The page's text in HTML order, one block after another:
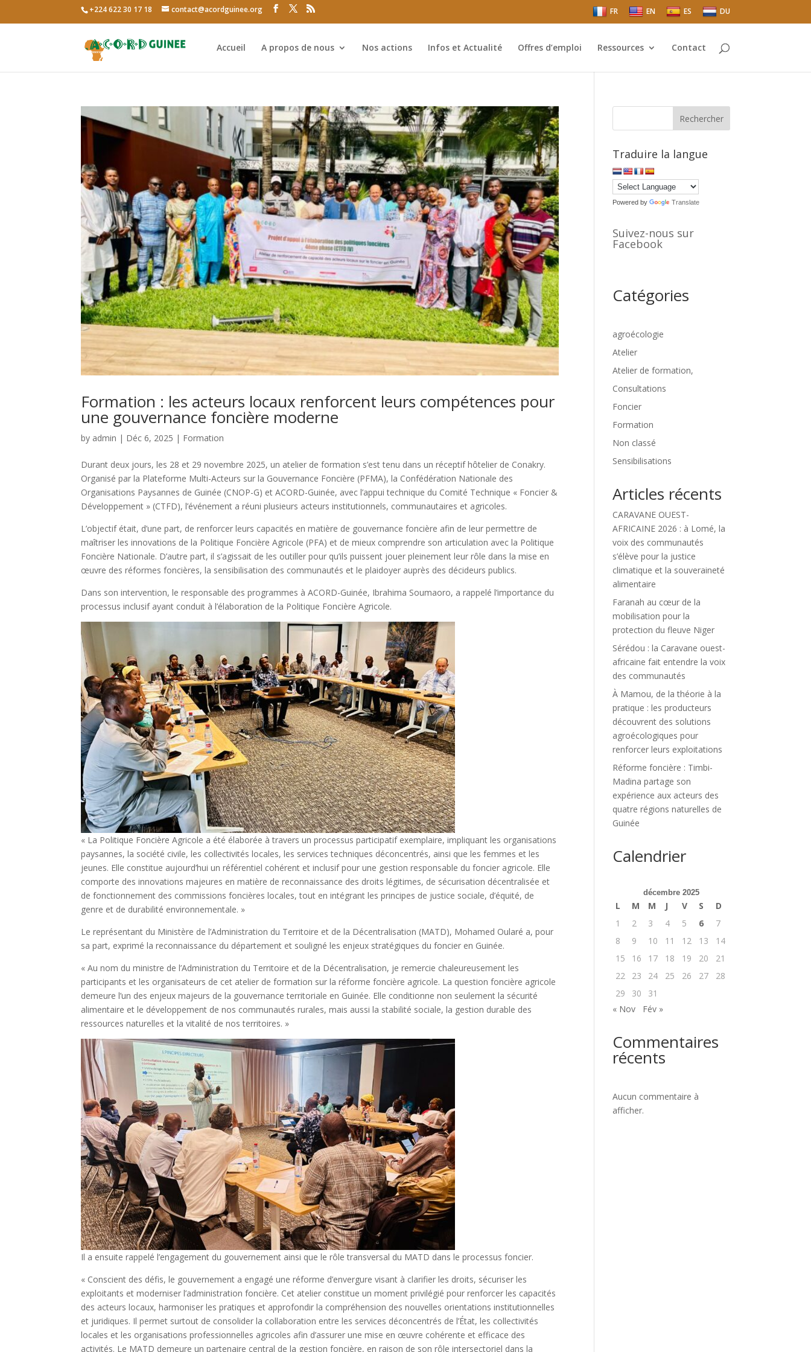
+224 622 30 17 18 contact@acordguinee.org FR EN ES DU
Accueil A propos de nous Nos actions Infos et Actualité Offres d’emploi Ressources Contact
Formation : les acteurs locaux renforcent leurs compétences pour
une gouvernance foncière moderne
by admin | Déc 6, 2025 | Formation
Durant deux jours, les 28 et 29 novembre 2025, un atelier de formation s’est tenu dans un réceptif hôtelier de Conakry.
Organisé par la Plateforme Multi-Acteurs sur la Gouvernance Foncière (PFMA), la Confédération Nationale des
Organisations Paysannes de Guinée (CNOP-G) et ACORD-Guinée, avec l’appui technique du Comité Technique « Foncier &
Développement » (CTFD), l’événement a réuni plusieurs acteurs institutionnels, communautaires et agricoles.
L’objectif était, d’une part, de renforcer leurs capacités en matière de gouvernance foncière afin de leur permettre de
maîtriser les innovations de la Politique Foncière Agricole (PFA) et de mieux comprendre son articulation avec la Politique
Foncière Nationale. D’autre part, il s’agissait de les outiller pour qu’ils puissent jouer pleinement leur rôle dans la mise en
œuvre des réformes foncières, la sensibilisation des communautés et le plaidoyer auprès des décideurs publics.
Dans son intervention, le responsable des programmes à ACORD-Guinée, Ibrahima Soumaoro, a rappelé l’importance du
processus inclusif ayant conduit à l’élaboration de la Politique Foncière Agricole.
« La Politique Foncière Agricole a été élaborée à travers un processus participatif exemplaire, impliquant les organisations
paysannes, la société civile, les collectivités locales, les services techniques déconcentrés, ainsi que les femmes et les
jeunes. Elle constitue aujourd’hui un référentiel cohérent et inclusif pour une gestion responsable du foncier agricole. Elle
comporte des innovations majeures en matière de reconnaissance des droits légitimes, de sécurisation décentralisée et
de fonctionnement des commissions foncières locales, tout en intégrant les principes de justice sociale, d’équité, de
genre et de durabilité environnementale. »
Le représentant du Ministère de l’Administration du Territoire et de la Décentralisation (MATD), Mohamed Oularé a, pour
sa part, exprimé la reconnaissance du département et souligné les enjeux stratégiques du foncier en Guinée.
« Au nom du ministre de l’Administration du Territoire et de la Décentralisation, je remercie chaleureusement les
participants et les organisateurs de cet atelier de formation sur la réforme foncière agricole. La question foncière agricole
demeure l’un des enjeux majeurs de la gouvernance territoriale en Guinée. Elle conditionne non seulement la sécurité
alimentaire et le développement de nos communautés rurales, mais aussi la stabilité sociale, la gestion durable des
ressources naturelles et la vitalité de nos territoires. »
Il a ensuite rappelé l’engagement du gouvernement ainsi que le rôle transversal du MATD dans le processus foncier.
« Conscient des défis, le gouvernement a engagé une réforme d’envergure visant à clarifier les droits, sécuriser les
exploitants et moderniser l’administration foncière. Cet atelier constitue un moment privilégié pour renforcer les capacités
des acteurs locaux, harmoniser les pratiques et approfondir la compréhension des nouvelles orientations institutionnelles
et juridiques. Il permet surtout de consolider la collaboration entre les services déconcentrés de l’État, les collectivités
locales et les organisations professionnelles agricoles afin d’assurer une mise en œuvre cohérente et efficace des
activités. Le MATD demeure un partenaire central de la gestion foncière, en raison de son rôle intersectoriel dans la
Rechercher
Traduire la langue
Powered by Translate
Suivez-nous sur
Facebook
Catégories
agroécologie
Atelier
Atelier de formation,
Consultations
Foncier
Formation
Non classé
Sensibilisations
Articles récents
CARAVANE OUEST-
AFRICAINE 2026 : à Lomé, la
voix des communautés
s’élève pour la justice
climatique et la souveraineté
alimentaire
Faranah au cœur de la
mobilisation pour la
protection du fleuve Niger
Sérédou : la Caravane ouest-
africaine fait entendre la voix
des communautés
À Mamou, de la théorie à la
pratique : les producteurs
découvrent des solutions
agroécologiques pour
renforcer leurs exploitations
Réforme foncière : Timbi-
Madina partage son
expérience aux acteurs des
quatre régions naturelles de
Guinée
Calendrier
décembre 2025
L M M J V S
D
1
2 3 4 5 6
7
8
9 10 11 12 13
14
15
16 17 18 19 20
21
22
23 24 25 26 27
28
29
30
31
« Nov
Fév »
Commentaires
récents
Aucun commentaire à
afficher.